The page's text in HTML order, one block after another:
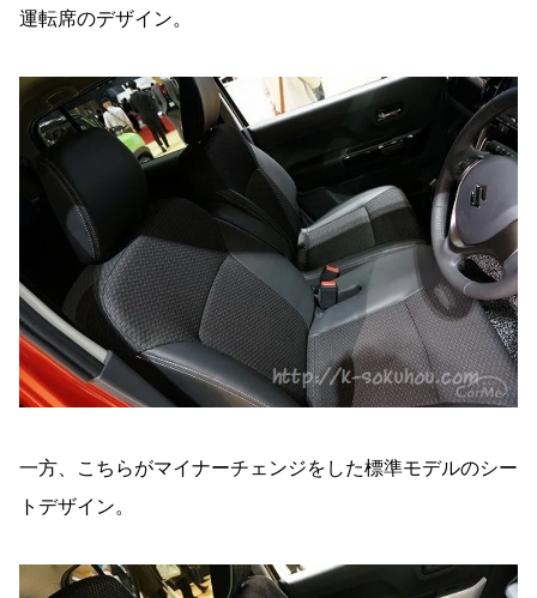
運転席のデザイン。
一方、こちらがマイナーチェンジをした標準モデルのシー
トデザイン。